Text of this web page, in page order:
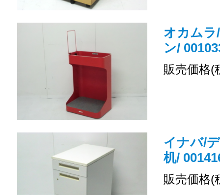
オカム
ン/
販売価格(
イナバ/
机/
販売価格(